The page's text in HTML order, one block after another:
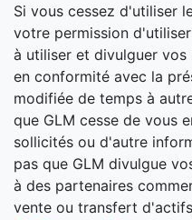
Si vous cessez d'utiliser
votre permission
à utiliser et divulguer vos
en conformité avec la
modifiée de temps à
que GLM cesse de vous
sollicités ou d'autre
pas que GLM divulgue
à des partenaires
vente ou transfert